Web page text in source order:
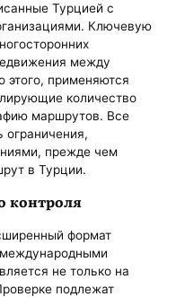
Турцией с
Ключевую
между
применяются
количество
маршрутов. Все
ограничения,
прежде чем
в Турции.
контроля
формат
международными
не только на
подлежат